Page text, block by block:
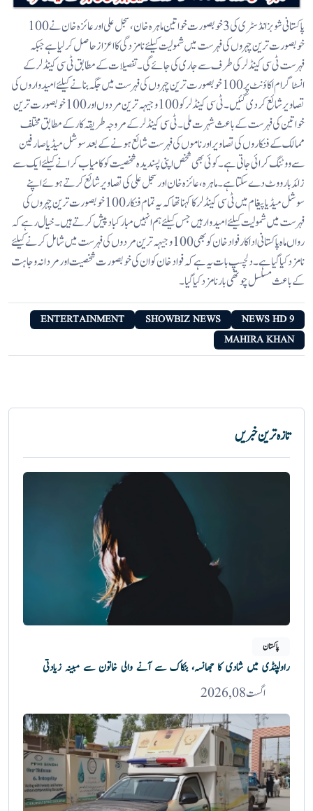
پاکستانی شوبز انڈسٹری کی 3 خوبصورت خواتین ماہرہ خان، سجل علی اور عائزہ خان نے 100
خوبصورت ترین چہروں کی فہرست میں شمولیت کیلئے نامزدگی کا اعزاز حاصل کر لیا ہے جبکہ
فہرست ٹی سی کینڈلر کی طرف سے جاری کی جائے گی۔ تفصیلات کے مطابق ٹی سی کینڈلر کے
انسٹاگرام اکاؤنٹ پر 100 خوبصورت ترین چہروں کی فہرست میں جگہ بنانے کیلئے امیدواروں کی
تصاویر شائع کردی گئیں۔ ٹی سی کینڈلر کو 100 وجیہہ ترین مردوں اور 100 خوبصورت ترین
خواتین کی فہرست کے باعث شہرت ملی۔ ٹی سی کینڈلر کے مروجہ طریقہ کار کے مطابق مختلف
ممالک کے فنکاروں کی تصاویر اور ناموں کی فہرست شائع ہونے کے بعد سوشل میڈیا صارفین
سے ووٹنگ کرائی جاتی ہے۔ کوئی بھی شخص اپنی پسندیدہ شخصیت کو کامیاب کرانے کیلئے ایک سے
زائد بار ووٹ دے سکتا ہے۔ ماہرہ، عائزہ خان اور سجل علی کی تصاویر شائع کرتے ہوئے اپنے
سوشل میڈیا پیغام میں ٹی سی کینڈلر کا کہنا تھا کہ یہ تمام فنکار 100 خوبصورت ترین چہروں کی
فہرست میں شمولیت کیلئے امیدوار ہیں جس کیلئے ہم انہیں مبارکباد پیش کرتے ہیں۔ خیال رہے کہ
رواں ماہ پاکستانی اداکار فواد خان کو بھی 100 وجیہہ ترین مردوں کی فہرست میں شامل کرنے کیلئے
نامزد کیا گیا ہے۔ دلچسپ بات یہ ہے کہ فواد خان کو ان کی خوبصورت شخصیت اور مردانہ وجاہت
کے باعث مسلسل چوتھی بار نامزد کیا گیا۔
9 NEWS HD
SHOWBIZ NEWS
ENTERTAINMENT
MAHIRA KHAN
تازہ ترین خبریں
پاکستان
راولپنڈی میں شادی کا جھانسہ، بنکاک سے آنے والی خاتون سے مبینہ زیادتی
اگست 08, 2026